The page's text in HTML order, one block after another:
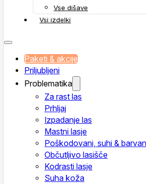
Vse dišave
Vsi izdelki
Paketi & akcije
Priljubljeni
Problematika
Za rast las
Prhljaj
Izpadanje las
Mastni lasje
Poškodovani, suhi &
Občutljivo lasišče
Kodrasti lasje
Suha koža